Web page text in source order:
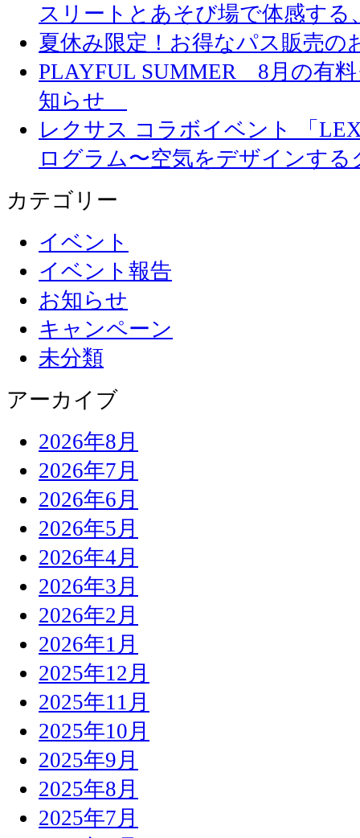
スリートとあそび場で体感する
夏休み限定！お得なパス販売の
PLAYFUL SUMMER 8月の有
知らせ
レクサス コラボイベント 「
ログラム〜空気をデザインす
カテゴリー
イベント
イベント報告
お知らせ
キャンペーン
未分類
アーカイブ
2026年8月
2026年7月
2026年6月
2026年5月
2026年4月
2026年3月
2026年2月
2026年1月
2025年12月
2025年11月
2025年10月
2025年9月
2025年8月
2025年7月